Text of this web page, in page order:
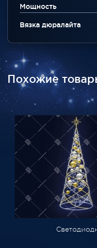
Мощность
Вязка дюралайта
Похожие